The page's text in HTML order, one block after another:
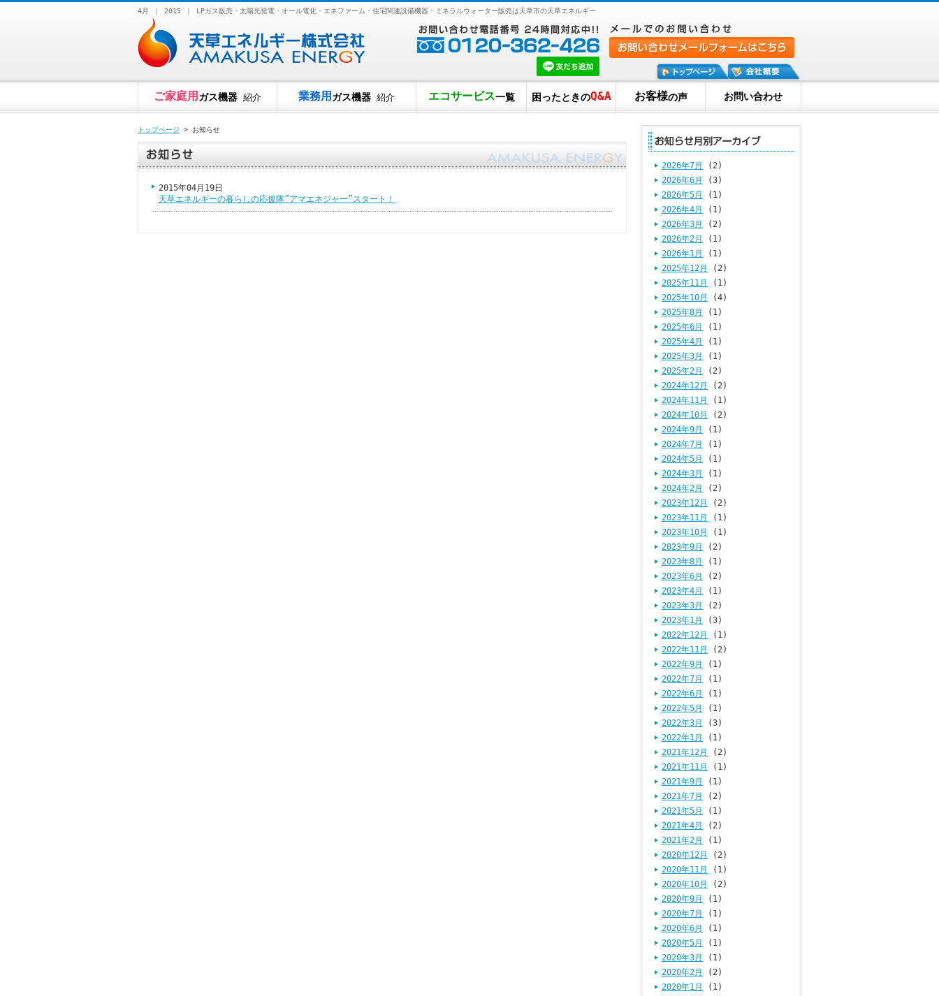
4月 ｜ 2015 ｜ LPガス販売・太陽光発電・オール電化・エネファーム・住宅関連設備機器・ミネラルウォーター販売は天草市の天草エネルギー
ご家庭用 ガス機器 紹介 業務用 ガス機器 紹介 エコサービス一覧 困ったときのQ&A お客様の声 お問い合わせ
トップページ > お知らせ
2015年04月19日
天草エネルギーの暮らしの応援隊”アマエネジャー”スタート！
2026年7月
(2)
2026年6月
(3)
2026年5月
(1)
2026年4月
(1)
2026年3月
(2)
2026年2月
(1)
2026年1月
(1)
2025年12月
(2)
2025年11月
(1)
2025年10月
(4)
2025年8月
(1)
2025年6月
(1)
2025年4月
(1)
2025年3月
(1)
2025年2月
(2)
2024年12月
(2)
2024年11月
(1)
2024年10月
(2)
2024年9月
(1)
2024年7月
(1)
2024年5月
(1)
2024年3月
(1)
2024年2月
(2)
2023年12月
(2)
2023年11月
(1)
2023年10月
(1)
2023年9月
(2)
2023年8月
(1)
2023年6月
(2)
2023年4月
(1)
2023年3月
(2)
2023年1月
(3)
2022年12月
(1)
2022年11月
(2)
2022年9月
(1)
2022年7月
(1)
2022年6月
(1)
2022年5月
(1)
2022年3月
(3)
2022年1月
(1)
2021年12月
(2)
2021年11月
(1)
2021年9月
(1)
2021年7月
(2)
2021年5月
(1)
2021年4月
(2)
2021年2月
(1)
2020年12月
(2)
2020年11月
(1)
2020年10月
(2)
2020年9月
(1)
2020年7月
(1)
2020年6月
(1)
2020年5月
(1)
2020年3月
(1)
2020年2月
(2)
2020年1月
(1)